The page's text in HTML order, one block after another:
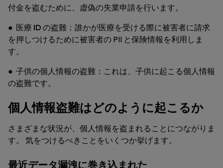
付金を盗むために、虚偽の失業申請を行います。
● 医療 ID の盗難： 誰かが医療を受ける際に被害者に請求
を押しつけるために被害者の PII と保険情報を利用しま
す。
● 子供の個人情報の盗難： これは、子供に起こる個人情報
の盗難です。
個人情報盗難はどのように起こるか
さまざまな状況が、個人情報を盗まれることにつながりま
す。 気をつけるべきことをいくつか挙げます。
最近データ漏洩に巻き込まれた